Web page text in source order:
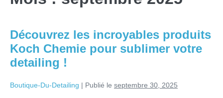
Découvrez les incroyables produits
Koch Chemie pour sublimer votre
detailing !
Boutique-Du-Detailing | Publié le septembre 30, 2025